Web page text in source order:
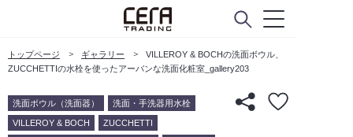
トップページ ギャラリー
VILLEROY & BOCHの洗面ボウル、
ZUCCHETTIの水栓を使ったアーバンな洗面化粧室_gallery203
洗面ボウル（洗面器） 洗面・手洗器用水栓
VILLEROY & BOCH ZUCCHETTI